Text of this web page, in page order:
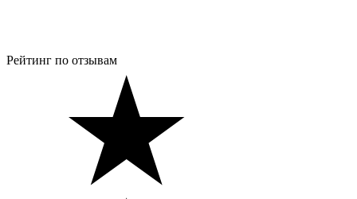
Рейтинг по отзывам